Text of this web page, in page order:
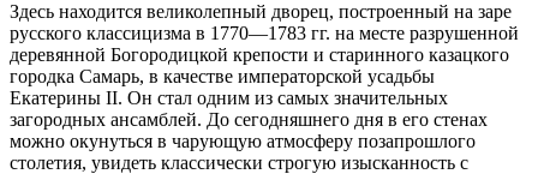
Здесь находится великолепный дворец, построенный на заре
русского классицизма в 1770—1783 гг. на месте разрушенной
деревянной Богородицкой крепости и старинного казацкого
городка Самарь, в качестве императорской усадьбы
Екатерины II. Он стал одним из самых значительных
загородных ансамблей. До сегодняшнего дня в его стенах
можно окунуться в чарующую атмосферу позапрошлого
столетия, увидеть классически строгую изысканность с